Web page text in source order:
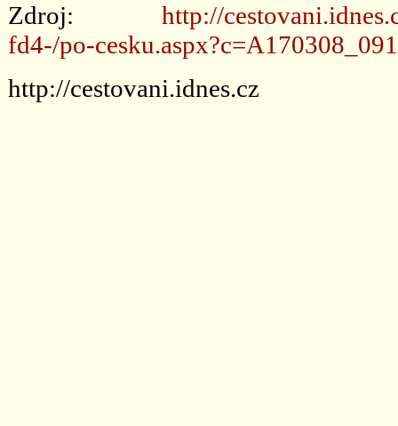
Zdroj: http://
fd4-/po-
http://cestovani.idnes.cz